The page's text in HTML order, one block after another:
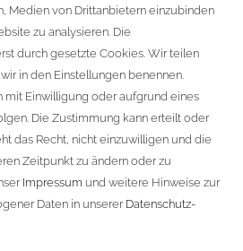
Medien von Drittanbietern einzubinden
zu analysieren. Die
durch gesetzte Cookies. Wir teilen
in den Einstellungen benennen.
mit Einwilligung oder aufgrund eines
Die Zustimmung kann erteilt oder
das Recht, nicht einzuwilligen und die
Zeitpunkt zu ändern oder zu
Impressum und weitere Hinweise zur
Daten in unserer Daten­schutz­